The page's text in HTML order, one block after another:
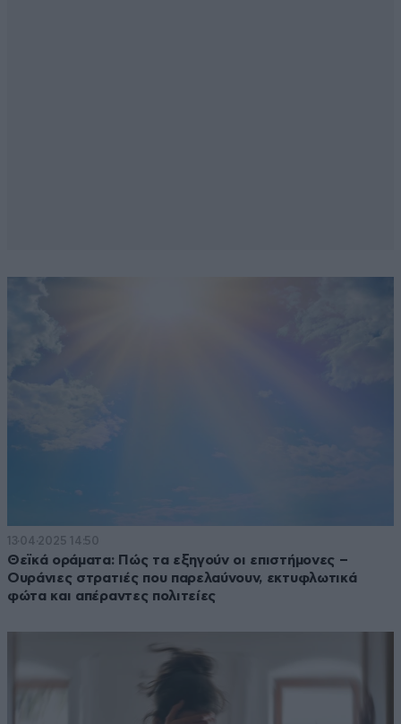
13·04·2025 14:50
Θεϊκά οράματα: Πώς τα εξηγούν οι επιστήμονες –
Ουράνιες στρατιές που παρελαύνουν, εκτυφλωτικά
φώτα και απέραντες πολιτείες